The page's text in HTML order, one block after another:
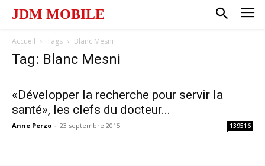
JDM MOBILE
Accueil Tags Blanc Mesni
Tag: Blanc Mesni
«Développer la recherche pour servir la
santé», les clefs du docteur...
Anne Perzo - 23 septembre 2015 139516